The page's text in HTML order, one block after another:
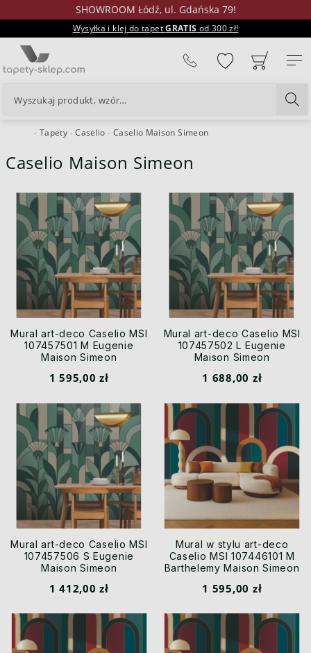
SHOWROOM Łódź, ul. Gdańska 79!
Wysyłka i klej do tapetGRATIS od 300 zł!
24H Tapety Caselio Caselio Maison Simeon
Caselio Maison Simeon
Mural art-deco Caselio MSI
107457501 M Eugenie
Maison Simeon
1 595,00 zł
Mural art-deco Caselio MSI
107457502 L Eugenie
Maison Simeon
1 688,00 zł
Mural art-deco Caselio MSI
107457506 S Eugenie
Maison Simeon
1 412,00 zł
Mural w stylu art-deco
Caselio MSI 107446101 M
Barthelemy Maison Simeon
1 595,00 zł